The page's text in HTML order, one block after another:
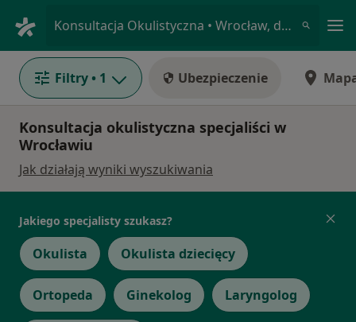
Konsultacja Okulistyczna • Wrocław, dolnośląskie
Filtry • 1 Ubezpieczenie
Konsultacja okulistyczna specjaliści w
Wrocławiu
Jak działają wyniki wyszukiwania
Jakiego specjalisty szukasz?
Okulista Okulista dziecięcy
Ortopeda Ginekolog Laryngolog